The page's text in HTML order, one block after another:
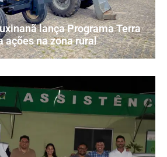
lança Programa Terra
ações na zona rural